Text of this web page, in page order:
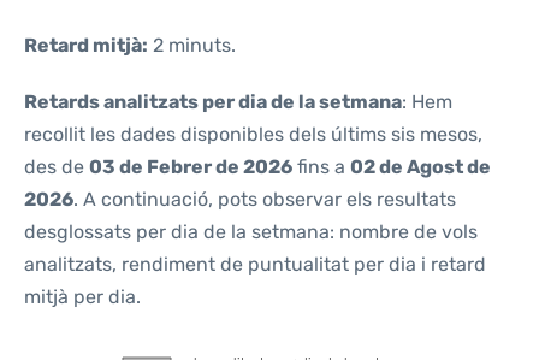
Retard mitjà: 2 minuts.
Retards analitzats per dia de la setmana: Hem
recollit les dades disponibles dels últims sis mesos,
des de 03 de Febrer de 2026 fins a 02 de Agost de
2026. A continuació, pots observar els resultats
desglossats per dia de la setmana: nombre de vols
analitzats, rendiment de puntualitat per dia i retard
mitjà per dia.